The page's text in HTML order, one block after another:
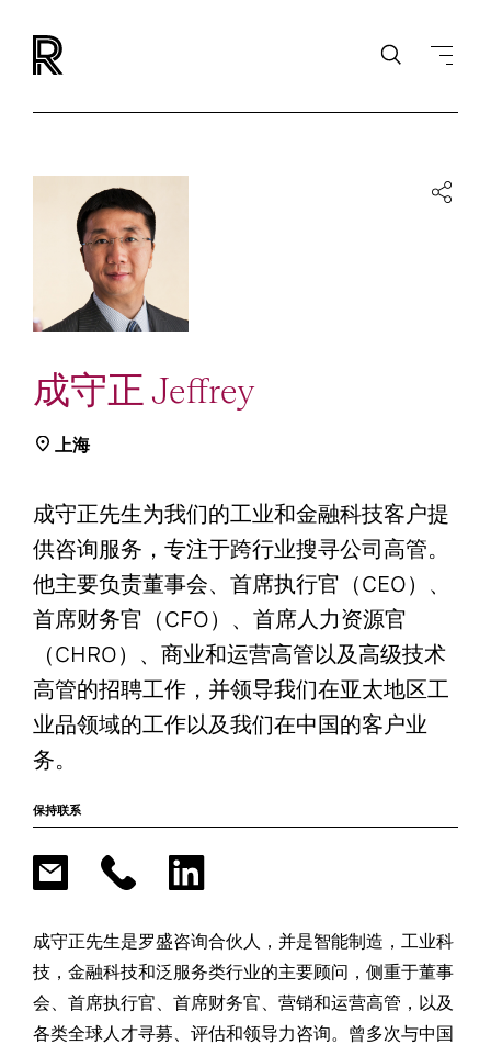
成守正 Jeffrey
上海
成守正先生为我们的工业和金融科技客户提
供咨询服务，专注于跨行业搜寻公司高管。
他主要负责董事会、首席执行官（CEO）、
首席财务官（CFO）、首席人力资源官
（CHRO）、商业和运营高管以及高级技术
高管的招聘工作，并领导我们在亚太地区工
业品领域的工作以及我们在中国的客户业
务。
保持联系
成守正先生是罗盛咨询合伙人，并是智能制造，工业科
技，金融科技和泛服务类行业的主要顾问，侧重于董事
会、首席执行官、首席财务官、营销和运营高管，以及
各类全球人才寻募、评估和领导力咨询。曾多次与中国